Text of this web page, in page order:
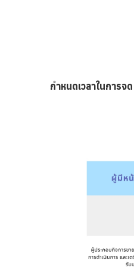
กำหนดเวลาในการจ